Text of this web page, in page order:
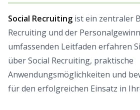
Social Recruiting ist ein zentraler
Recruiting und der
umfassenden Leitfaden erfahren
über Social Recruiting, praktische
Anwendungsmöglichkeiten und
für den erfolgreichen Einsatz in